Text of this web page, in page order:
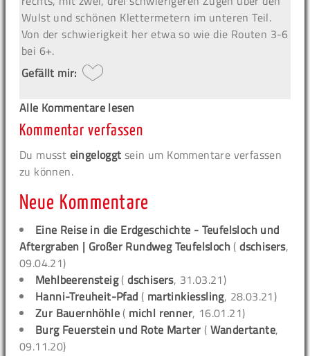
Wulst und schönen Klettermetern im unteren Teil.
Von der schwierigkeit her etwa so wie die Routen 3-6
bei 6+.
Gefällt mir:
Alle Kommentare lesen
Kommentar verfassen
Du musst eingeloggt sein um Kommentare verfassen
zu können.
Neue Kommentare
Eine Reise in die Erdgeschichte - Teufelsloch und
Aftergraben | Großer Rundweg Teufelsloch (dschisers,
09.04.21)
Mehlbeerensteig(dschisers, 31.03.21)
Hanni-Treuheit-Pfad ( martinkiessling, 28.03.21)
Zur Bauernhöhle ( michl renner, 16.01.21)
Burg Feuerstein und Rote Marter ( Wandertante,
09.11.20)